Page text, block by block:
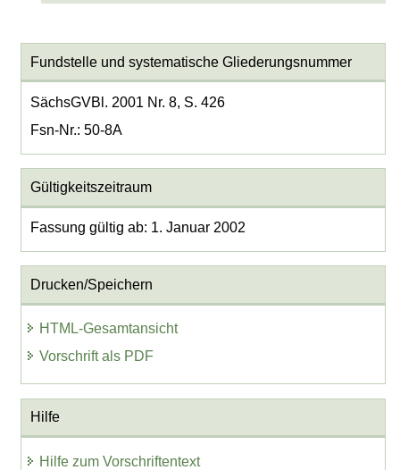
Fundstelle und systematische Gliederungsnummer
SächsGVBl. 2001 Nr. 8, S. 426
Fsn-Nr.: 50-8A
Gültigkeitszeitraum
Fassung gültig ab: 1. Januar 2002
Drucken/Speichern
HTML-Gesamtansicht
Vorschrift als PDF
Hilfe
Hilfe zum Vorschriftentext